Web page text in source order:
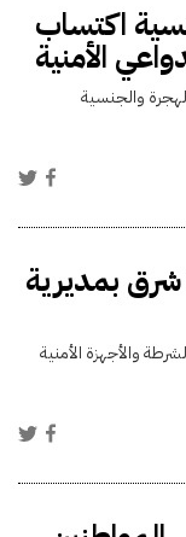
اكتساب
الأمنية
والجنسية
بمديرية
والأجهزة الأمنية